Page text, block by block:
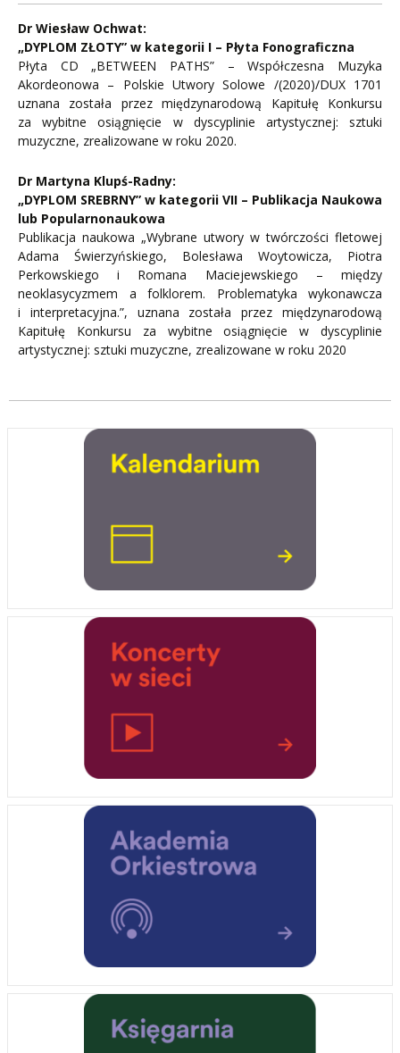
Dr Wiesław Ochwat:
„DYPLOM ZŁOTY” w kategorii I – Płyta Fonograficzna
Płyta CD „BETWEEN PATHS” – Współczesna Muzyka
Akordeonowa – Polskie Utwory Solowe /(2020)/DUX 1701
uznana została przez międzynarodową Kapitułę Konkursu
za wybitne osiągnięcie w dyscyplinie artystycznej: sztuki
muzyczne, zrealizowane w roku 2020.
Dr Martyna Klupś-Radny:
„DYPLOM SREBRNY” w kategorii VII – Publikacja Naukowa
lub Popularnonaukowa
Publikacja naukowa „Wybrane utwory w twórczości fletowej
Adama Świerzyńskiego, Bolesława Woytowicza, Piotra
Perkowskiego i Romana Maciejewskiego – między
neoklasycyzmem a folklorem. Problematyka wykonawcza
i interpretacyjna.”, uznana została przez międzynarodową
Kapitułę Konkursu za wybitne osiągnięcie w dyscyplinie
artystycznej: sztuki muzyczne, zrealizowane w roku 2020